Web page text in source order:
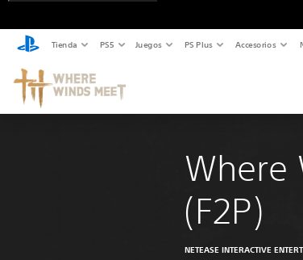
Tienda PS5 Juegos PS Plus Accesorios
Where
(F2P)
NETEASE INTERACTIVE